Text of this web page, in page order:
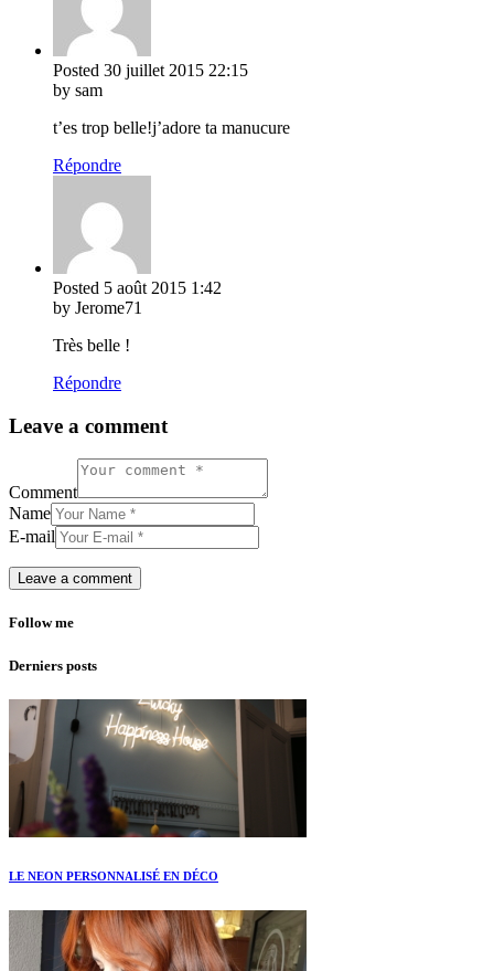
Posted 30 juillet 2015 22:15
by sam
t’es trop belle!j’adore ta manucure
Répondre
Posted 5 août 2015 1:42
by Jerome71
Très belle !
Répondre
Leave a comment
Comment
Name
E-mail
Follow me
Derniers posts
LE NEON PERSONNALISÉ EN DÉCO